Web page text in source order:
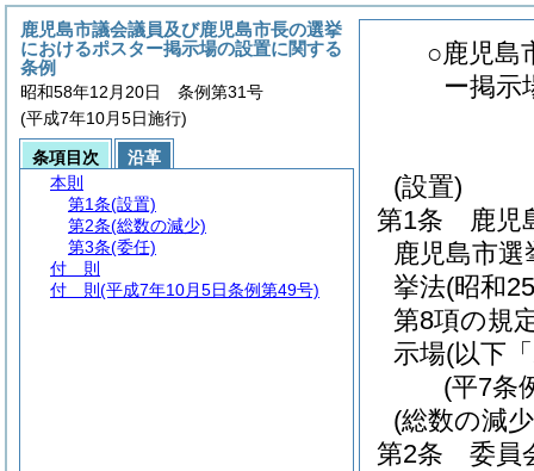
○鹿児島
ー掲示
(設置)
第1条
鹿児
鹿児島市選
挙法(昭和
第8項の規
示場(以下
(平7条
(総数の減
第2条
委員
鹿児島市議会議員及び鹿児島市長の選挙
におけるポスター掲示場の設置に関する
条例
昭和58年12月20日 条例第31号
(平成7年10月5日施行)
条項目次
沿革
本則
第1条(設置)
第2条(総数の減少)
第3条(委任)
付 則
付 則 (平成7年10月5日条例第49号)